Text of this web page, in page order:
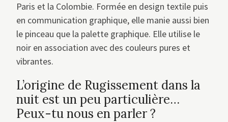
Paris et la Colombie. Formée en design textile puis
en communication graphique, elle manie aussi bien
le pinceau que la palette graphique. Elle utilise le
noir en association avec des couleurs pures et
vibrantes.
L’origine de Rugissement dans la
nuit est un peu particulière…
Peux-tu nous en parler ?